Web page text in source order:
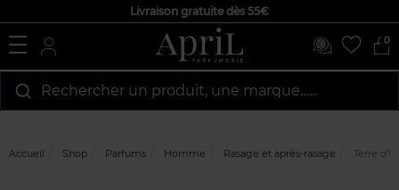
Livraison gratuite dès 55€
0
Rechercher un produit, une marque…...
Accueil Shop Parfums Homme Rasage et après-rasage Terre